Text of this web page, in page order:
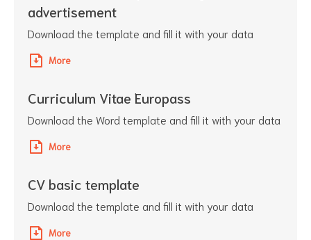
advertisement
Download the template and fill it with your data
More
Curriculum Vitae Europass
Download the Word template and fill it with your data
More
CV basic template
Download the template and fill it with your data
More